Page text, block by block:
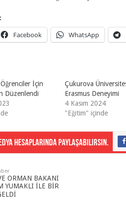
Facebook WhatsApp
İçin
Düzenlendi
Çukurova
Erasmus Deneyimi
4 Kasım 2024
"Eğitim" içinde
Hesaplarında Paylaşabilirsin.
ORMAN BAKANI
YUMAKLI İLE BİR